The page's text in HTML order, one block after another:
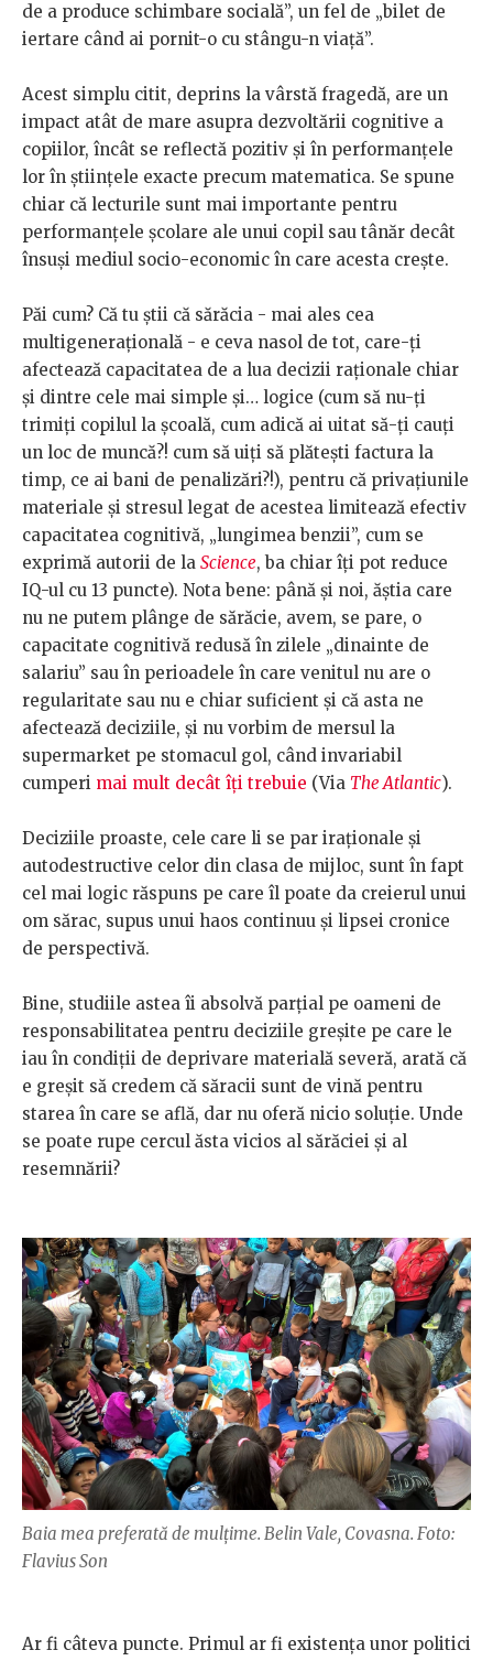
de a produce schimbare socială”, un fel de „bilet de
iertare când ai pornit-o cu stângu-n viață”.
Acest simplu citit, deprins la vârstă fragedă, are un
impact atât de mare asupra dezvoltării cognitive a
copiilor, încât se reflectă pozitiv și în performanțele
lor în științele exacte precum matematica. Se spune
chiar că lecturile sunt mai importante pentru
performanțele școlare ale unui copil sau tânăr decât
însuși mediul socio-economic în care acesta crește.
Păi cum? Că tu știi că sărăcia - mai ales cea
multigenerațională - e ceva nasol de tot, care-ți
afectează capacitatea de a lua decizii raționale chiar
și dintre cele mai simple și… logice (cum să nu-ți
trimiți copilul la școală, cum adică ai uitat să-ți cauți
un loc de muncă?! cum să uiți să plătești factura la
timp, ce ai bani de penalizări?!), pentru că privațiunile
materiale și stresul legat de acestea limitează efectiv
capacitatea cognitivă, „lungimea benzii”, cum se
exprimă autorii de la Science, ba chiar îți pot reduce
IQ-ul cu 13 puncte). Nota bene: până și noi, ăștia care
nu ne putem plânge de sărăcie, avem, se pare, o
capacitate cognitivă redusă în zilele „dinainte de
salariu” sau în perioadele în care venitul nu are o
regularitate sau nu e chiar suficient și că asta ne
afectează deciziile, și nu vorbim de mersul la
supermarket pe stomacul gol, când invariabil
cumperi mai mult decât îți trebuie (Via The Atlantic).
Deciziile proaste, cele care li se par iraționale și
autodestructive celor din clasa de mijloc, sunt în fapt
cel mai logic răspuns pe care îl poate da creierul unui
om sărac, supus unui haos continuu și lipsei cronice
de perspectivă.
Bine, studiile astea îi absolvă parțial pe oameni de
responsabilitatea pentru deciziile greșite pe care le
iau în condiții de deprivare materială severă, arată că
e greșit să credem că săracii sunt de vină pentru
starea în care se află, dar nu oferă nicio soluție. Unde
se poate rupe cercul ăsta vicios al sărăciei și al
resemnării?
Baia mea preferată de mulțime. Belin Vale, Covasna. Foto:
Flavius Son
Ar fi câteva puncte. Primul ar fi existența unor politici